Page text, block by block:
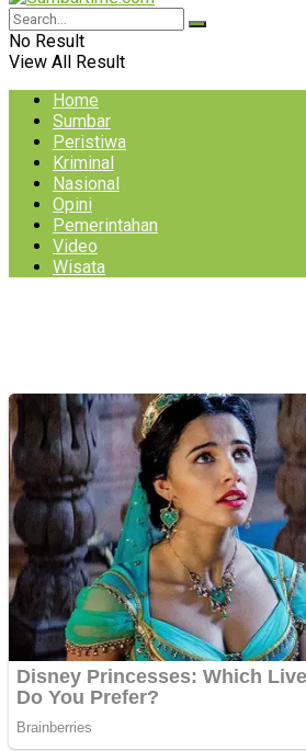
No Result
View All Result
Home
Sumbar
Peristiwa
Kriminal
Nasional
Opini
Pemerintahan
Video
Wisata